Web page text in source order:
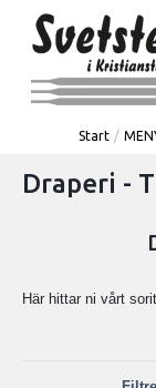
Start /
Draperi -
Här hittar ni vårt